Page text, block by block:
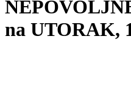
na UTORAK,